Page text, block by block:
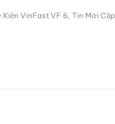
Kiện VinFast VF 6, Tin Mới